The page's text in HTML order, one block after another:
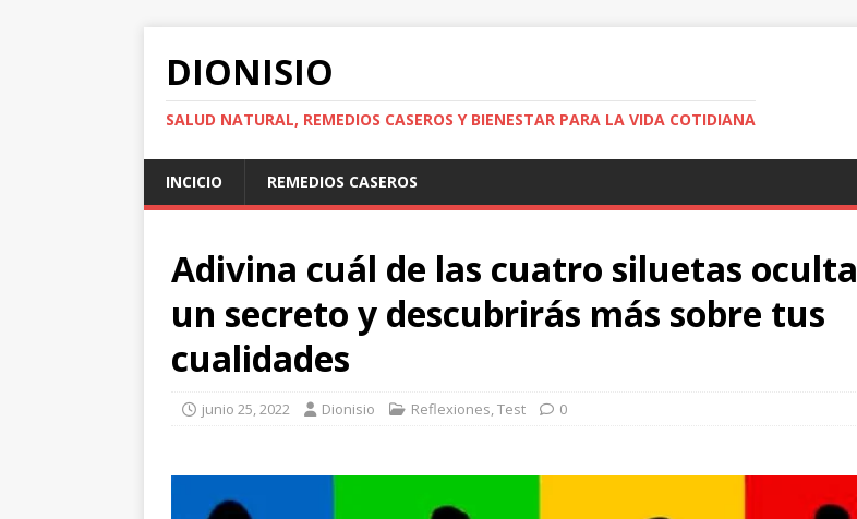
DIONISIO
SALUD NATURAL, REMEDIOS CASEROS Y BIENESTAR PARA LA VIDA COTIDIANA
INCICIO REMEDIOS CASEROS
Adivina cuál de las cuatro siluetas oculta
un secreto y descubrirás más sobre tus
cualidades
junio 25, 2022 Dionisio Reflexiones,Test 0